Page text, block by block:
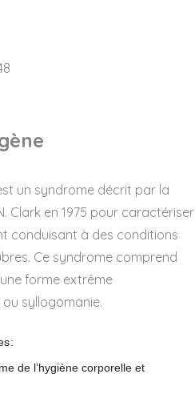
un syndrome décrit par la
Clark en 1975 pour caractériser
conduisant à des conditions
Ce syndrome comprend
forme extrême
syllogomanie.
:
de l’hygiène corporelle et